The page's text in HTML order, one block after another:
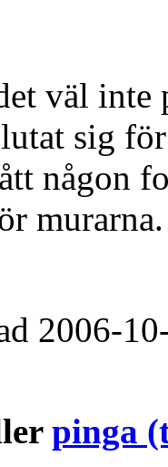
väl inte
sig
någon
murarna.
2006-
pinga